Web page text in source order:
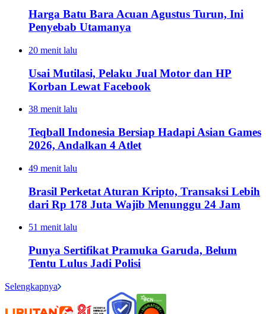
Harga Batu Bara Acuan Agustus Turun, Ini
Penyebab Utamanya
20 menit lalu
Usai Mutilasi, Pelaku Jual Motor dan HP
Korban Lewat Facebook
38 menit lalu
Teqball Indonesia Bersiap Hadapi Asian Games
2026, Andalkan 4 Atlet
49 menit lalu
Brasil Perketat Aturan Kripto, Transaksi Lebih
dari Rp 178 Juta Wajib Menunggu 24 Jam
51 menit lalu
Punya Sertifikat Pramuka Garuda, Belum
Tentu Lulus Jadi Polisi
Selengkapnya